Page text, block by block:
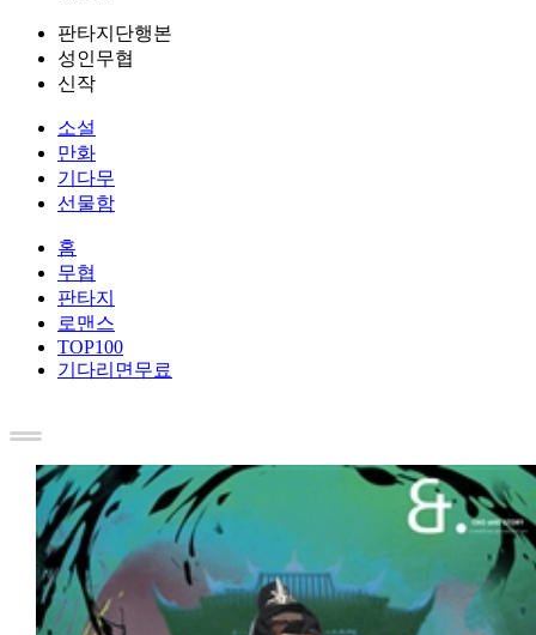
판타지단행본
성인무협
신작
소설
만화
기다무
선물함
홈
무협
판타지
로맨스
TOP100
기다리면무료